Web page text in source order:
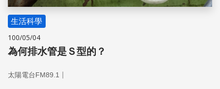
生活科學
100/05/04
為何排水管是Ｓ型的？
太陽電台FM89.1 ｜